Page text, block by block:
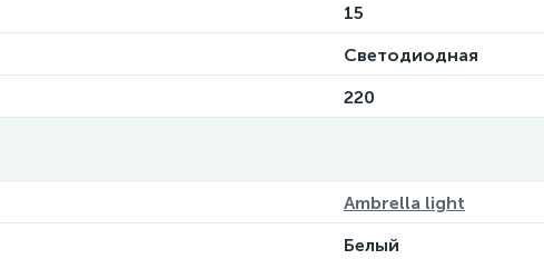
15
Светодиодная
220
Ambrella light
Белый